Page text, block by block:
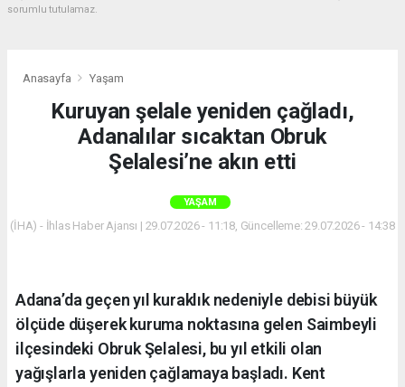
sorumlu tutulamaz.
Anasayfa Yaşam
Kuruyan şelale yeniden çağladı,
Adanalılar sıcaktan Obruk
Şelalesi’ne akın etti
YAŞAM
(İHA) - İhlas Haber Ajansı | 29.07.2026 - 11:18, Güncelleme: 29.07.2026 - 14:38
Adana’da geçen yıl kuraklık nedeniyle debisi büyük
ölçüde düşerek kuruma noktasına gelen Saimbeyli
ilçesindeki Obruk Şelalesi, bu yıl etkili olan
yağışlarla yeniden çağlamaya başladı. Kent